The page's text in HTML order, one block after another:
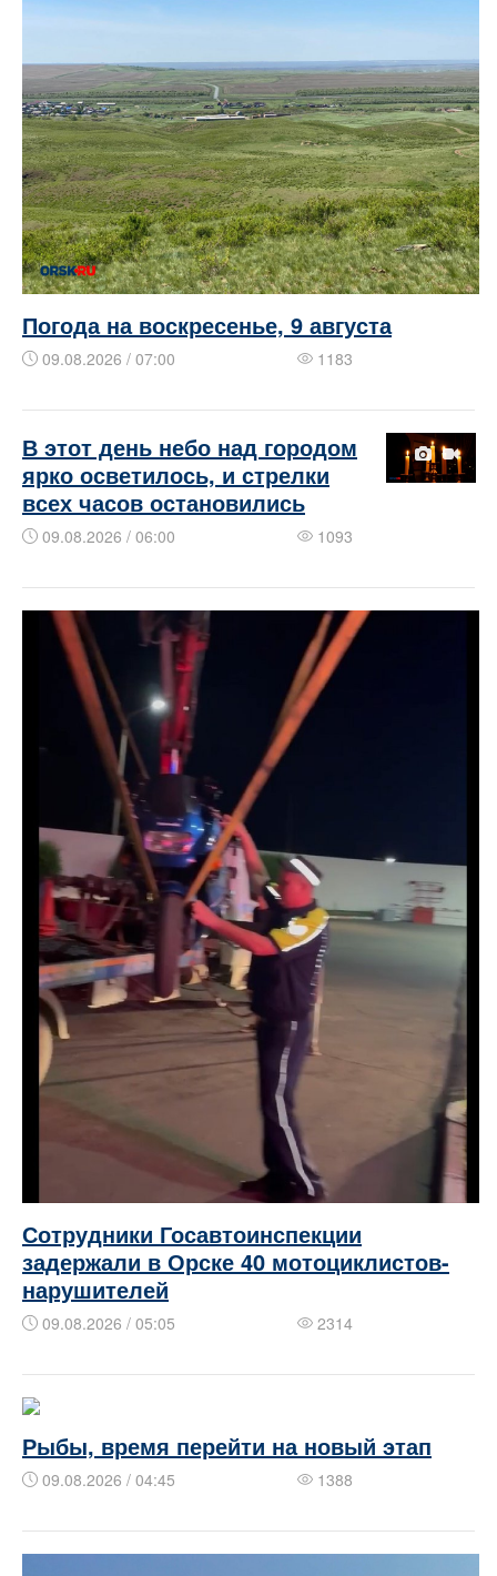
Погода на воскресенье, 9 августа
09.08.2026 / 07:00 1183
В этот день небо над городом
ярко осветилось, и стрелки
всех часов остановились
09.08.2026 / 06:00 1093
Сотрудники Госавтоинспекции
задержали в Орске 40 мотоциклистов-
нарушителей
09.08.2026 / 05:05 2314
Рыбы, время перейти на новый этап
09.08.2026 / 04:45 1388